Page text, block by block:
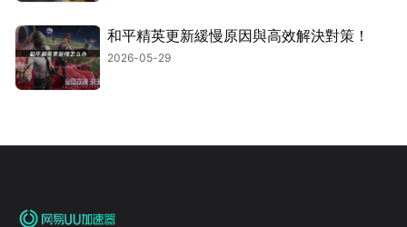
和平精英更新緩慢原因與高效解決對策！
2026-05-29